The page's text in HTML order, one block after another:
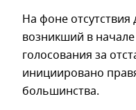
На фоне
возникший в
голосования за
инициировано
большинства.